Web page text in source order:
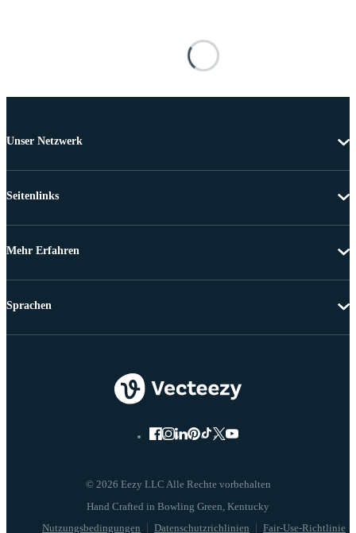
Unser Netzwerk
Seitenlinks
Mehr Erfahren
© 2026 Eezy LLC Alle Rechte vorbehalten
Nutzungsbedingungen Datenschutzrichlinien Fair-Use-Richtlinie
Sprachen